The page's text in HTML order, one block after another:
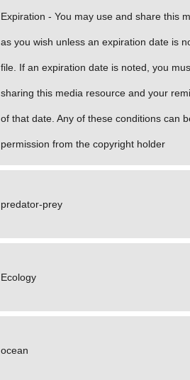
Expiration - You may use and share this
as you wish unless an expiration date is
file. If an expiration date is noted, you
sharing this media resource and your
of that date. Any of these conditions can
permission from the copyright holder
predator-prey
Ecology
ocean